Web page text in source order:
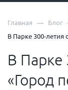
Главная — Блог
В Парке 300-летия
В Парке
«Город